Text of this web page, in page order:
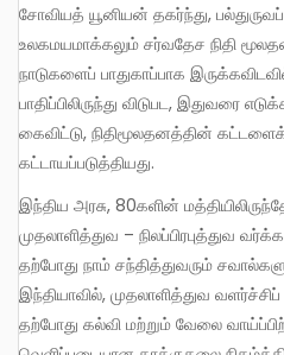
சோவியத் யூனியன் தகர்ந்து, பல்துருவப் போக்கு மறைந்ததும்,
உலகமயமாக்கலும் சர்வதேச நிதி
நாடுகளைப் பாதுகாப்பாக
பாதிப்பிலிருந்து விடுபட, இதுவரை
கைவிட்டு, நிதிமூலதனத்தின்
கட்டாயப்படுத்தியது.
இந்திய அரசு, 80களின் மத்தியிலிருந்தே கொண்டுவந்த இந்த
முதலாளித்துவ – நிலப்பிரபுத்துவ
தற்போது நாம் சந்தித்துவரும்
இந்தியாவில், முதலாளித்துவ
தற்போது கல்வி மற்றும் வேலை